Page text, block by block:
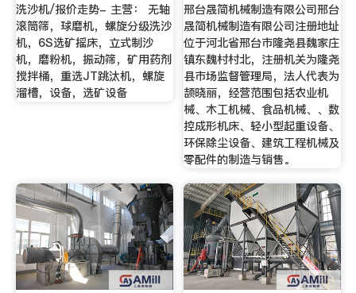
洗沙机/报价走势- 主营： 无轴
滚筒筛，球磨机，螺旋分级洗沙
机，6S选矿摇床，立式制沙
机，磨粉机，振动筛，矿用药剂
搅拌桶，重选JT跳汰机，螺旋
溜槽，设备，选矿设备
邢台晟简机械制造有限公司邢台
晟简机械制造有限公司注册地址
位于河北省邢台市隆尧县魏家庄
镇东魏村村北，注册机关为隆尧
县市场监督管理局，法人代表为
颉晓丽，经营范围包括农业机
械、木工机械、食品机械、、数
控成形机床、轻小型起重设备、
环保除尘设备、建筑工程机械及
零配件的制造与销售。